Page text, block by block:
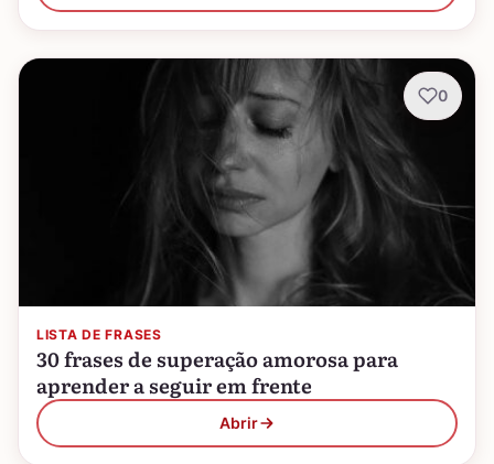
LISTA DE FRASES
30 frases de superação amorosa para
aprender a seguir em frente
Abrir
0